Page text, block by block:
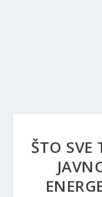
ŠTO SVE